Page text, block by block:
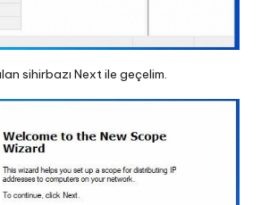
sihirbazı Next ile geçelim.